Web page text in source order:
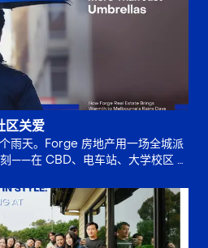
区关爱
雨天。Forge 房地产用一场全城派
——在 CBD、电车站、大学校区 派
品牌信任 与 团队士气，更为墨尔